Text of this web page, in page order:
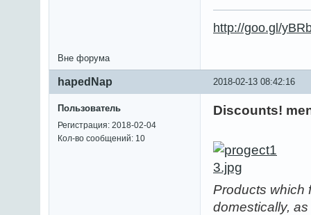
http://goo.gl/
Вне форума
2018-02-13 08:42:16
hapedNap
Пользователь
Регистрация: 2018-02-04
Кол-во сообщений: 10
Discounts!
Products which
domestically,